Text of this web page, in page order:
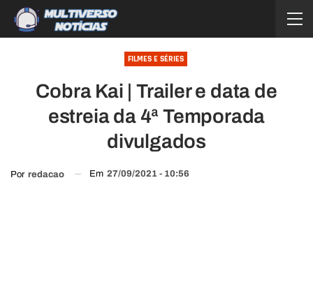
FILMES E SÉRIES
Cobra Kai | Trailer e data de
estreia da 4ª Temporada
divulgados
Por redacao Em 27/09/2021 - 10:56